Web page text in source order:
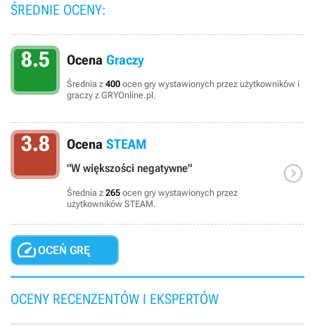
ŚREDNIE OCENY:
8.5 Ocena Graczy
Średnia z 400 ocen gry wystawionych przez użytkowników i
graczy z GRYOnline.pl.
3.8 Ocena STEAM
"W większości negatywne"
Średnia z 265 ocen gry wystawionych przez
użytkowników STEAM.

OCEŃ GRĘ
OCENY RECENZENTÓW I EKSPERTÓW